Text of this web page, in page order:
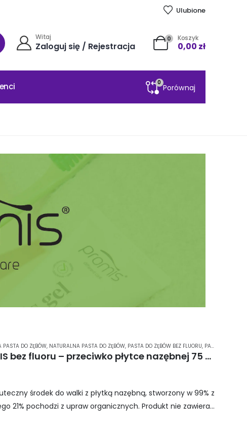
Ulubione
Witaj
Zaloguj się / Rejestracja
0 Koszyk
0,00 zł
0
Porównaj
PASTA DO ZĘBÓW, NATURALNA PASTA DO ZĘBÓW, PASTA DO ZĘBÓW BEZ FLUORU, PASTA DO ZĘBÓW BEZ SLS
Pasta do zębów PROMIS bez fluoru – przeciwko płytce nazębnej 75 ml
środek do walki z płytką nazębną, stworzony w 99% z
21% pochodzi z upraw organicznych. Produkt nie zawiera